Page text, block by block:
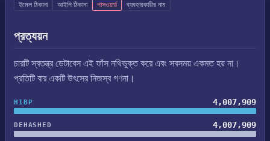
ইমেল ঠিকানা আইপি ঠিকানা পাসওয়ার্ড ব্যবহারকারীর নাম
প্রত্যয়ন
চারটি স্বতন্ত্র ডেটাবেস এই ফাঁস নথিভুক্ত করে এবং সবসময় একমত হয় না।
প্রতিটি বার একটি উৎসের নিজস্ব গণনা।
HIBP 4,007,909
DEHASHED 4,007,909